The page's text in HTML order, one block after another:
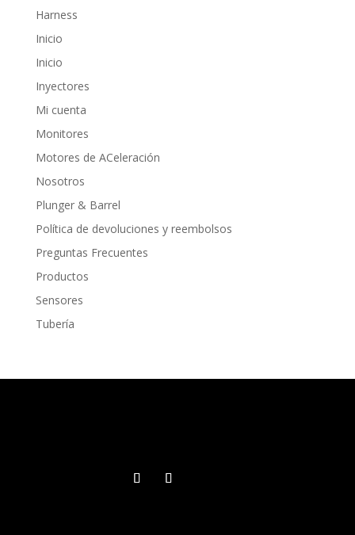
Harness
Inicio
Inicio
Inyectores
Mi cuenta
Monitores
Motores de ACeleración
Nosotros
Plunger & Barrel
Política de devoluciones y reembolsos
Preguntas Frecuentes
Productos
Sensores
Tubería